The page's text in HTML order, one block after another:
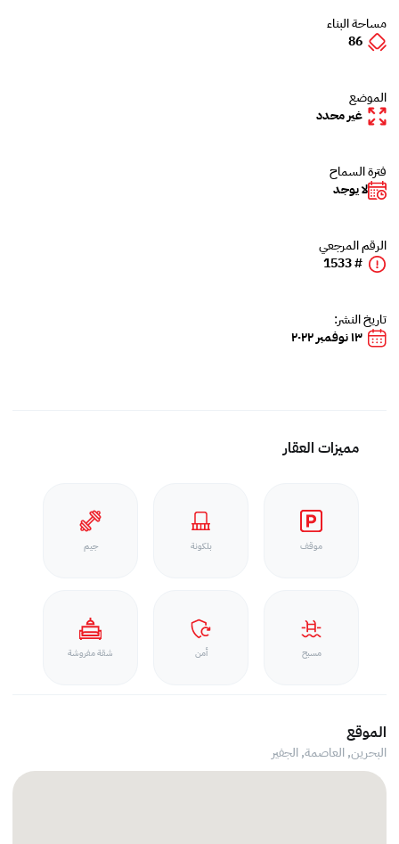
مساحة البناء
86
الموضع
غير محدد
فترة السماح
لا يوجد
الرقم المرجعي
# 1533
تاريخ النشر:
١٣ نوفمبر ٢٠٢٢
مميزات العقار
موقف بلكونة جيم
مسبح أمن شقة مفروشة
الموقع
البحرين, العاصمة,الجفير